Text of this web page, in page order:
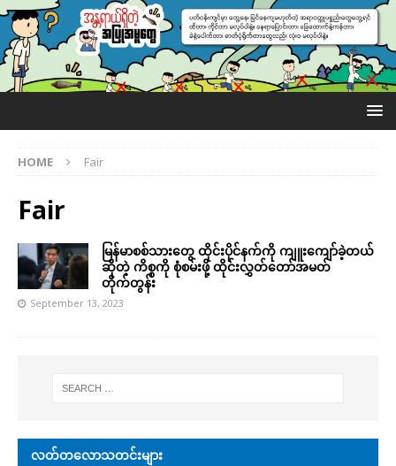
HOME Fair
Fair
မြန်မာစစ်သားတွေ ထိုင်းပိုင်နက်ကို ကျူးကျော်ခဲ့တယ်
ဆိုတဲ့ ကိစ္စကို စုံစမ်းဖို့ ထိုင်းလွှတ်တော်အမတ်
တိုက်တွန်း
September 13, 2023
လတ်တလောသတင်းများ